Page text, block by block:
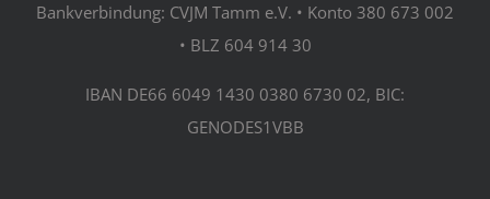
Bankverbindung: CVJM Tamm e.V. • Konto 380 673 002
• BLZ 604 914 30
IBAN DE66 6049 1430 0380 6730 02, BIC:
GENODES1VBB